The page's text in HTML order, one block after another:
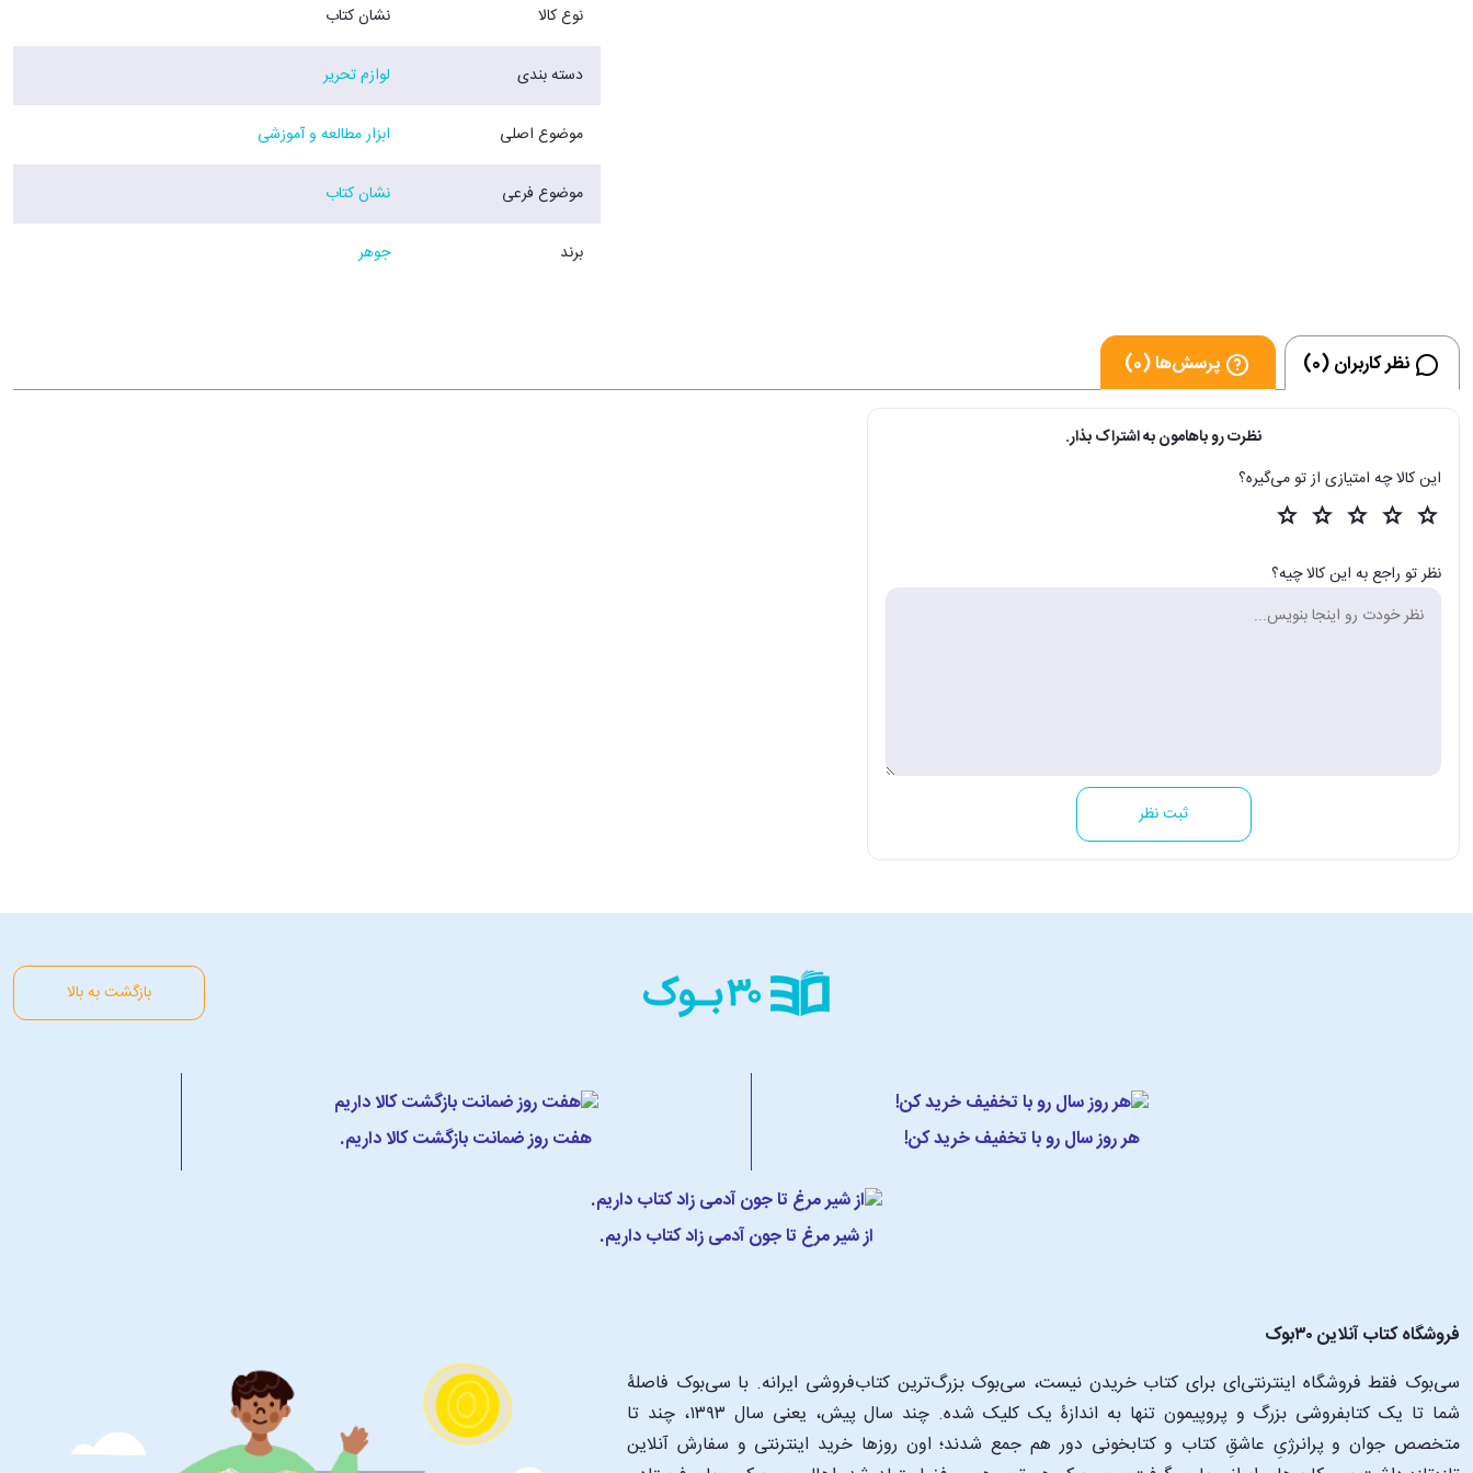
نوع کالا نشان کتاب
دسته بندی لوازم تحریر
موضوع اصلی ابزار مطالعه و آموزشی
موضوع فرعی نشان کتاب
برند جوهر
نظر کاربران (0) پرسش‌ها (0)
نظرت رو باهامون به اشتراک بذار.
این کالا چه امتیازی از تو می‌گیره؟
نظر تو راجع به این کالا چیه؟
ثبت نظر
بازگشت به بالا
هر روز سال رو با تخفیف خرید کن! هفت روز ضمانت بازگشت کالا داریم.
از شیر مرغ تا جون آدمی زاد کتاب داریم.
فروشگاه کتاب آنلاین ۳۰بوک
سی‌بوک فقط فروشگاه اینترنتی‌ای برای کتاب خریدن نیست، سی‌بوک بزرگ‌ترین کتاب‌فروشی ایرانه. با سی‌بوک فاصلۀ
شما تا یک کتابفروشی بزرگ و پروپیمون تنها به اندازۀ یک کلیک شده. چند سال پیش، یعنی سال ۱۳۹۳، چند تا
متخصص جوان و پرانرژیِ عاشقِ کتاب و کتابخونی دور هم جمع شدند؛ اون‌ روزها خرید اینترنتی و سفارش آنلاین